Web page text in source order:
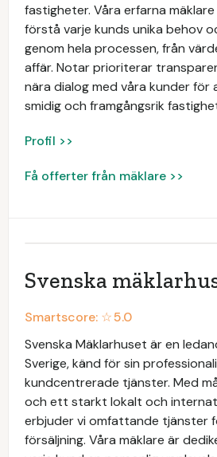
fastigheter. Våra erfarna
förstå varje kunds unika behov
genom hela processen, från
affär. Notar prioriterar
nära dialog med våra kunder för
smidig och framgångsrik
Profil >>
Få offerter från mäklare >>
Svenska
Smartscore: ☆5.0
Svenska Mäklarhuset är en
Sverige, känd för sin
kundcentrerade tjänster. Med
och ett starkt lokalt och
erbjuder vi omfattande tjänster
försäljning. Våra mäklare är